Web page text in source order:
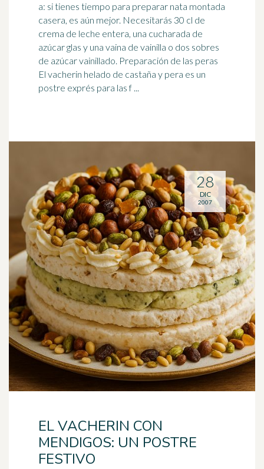
a: si tienes tiempo para preparar nata montada
casera, es aún mejor. Necesitarás 30 cl de
crema de leche entera, una cucharada de
azúcar glas y una vaina de vainilla o dos sobres
de azúcar vainillado. Preparación de las peras
El vacherin helado de castaña y pera es un
postre exprés para las f ...
EL VACHERIN CON
MENDIGOS: UN POSTRE
FESTIVO
28
DIC
2007